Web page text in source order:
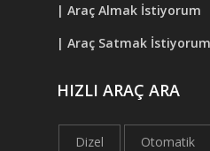
| Araç Almak İstiyorum
| Araç Satmak İstiyorum
HIZLI ARAÇ ARA
Dizel Otomatik